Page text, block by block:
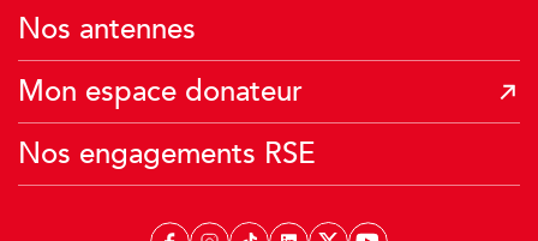
Je donne mes Miles Air France
Nos antennes
Mon espace donateur
Nos engagements RSE